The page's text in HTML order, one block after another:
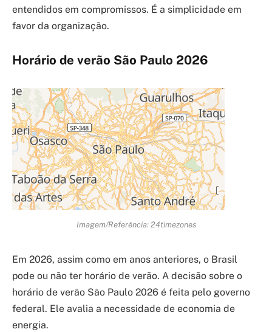
entendidos em compromissos. É a simplicidade em
favor da organização.
Horário de verão São Paulo 2026
Imagem/Referência: 24timezones
Em 2026, assim como em anos anteriores, o Brasil
pode ou não ter horário de verão. A decisão sobre o
horário de verão São Paulo 2026 é feita pelo governo
federal. Ele avalia a necessidade de economia de
energia.